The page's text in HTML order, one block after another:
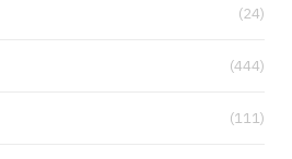
(24)
(444)
(111)